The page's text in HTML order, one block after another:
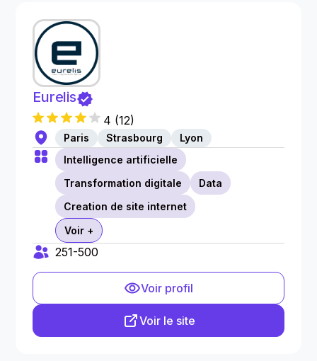
Eurelis
4 (12)
Paris Strasbourg
Lyon
Intelligence artificielle
Transformation digitale
Data
Creation de site internet
Voir +
251-500
Voir profil
Voir le site